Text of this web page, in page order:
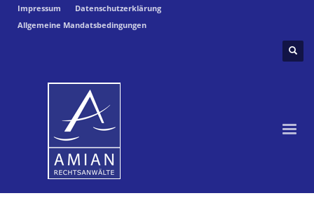
Impressum
Datenschutzerklärung
Allgemeine Mandatsbedingungen